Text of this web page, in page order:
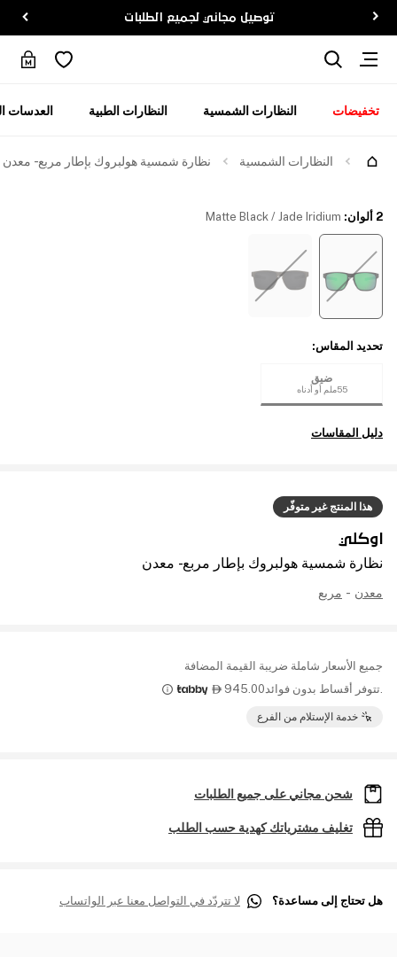
توصيل مجاني لجميع الطلبات
تخفيضات النظارات الشمسية النظارات الطبية العدسات
النظارات الشمسية نظارة شمسية هولبروك بإطار مربع - معدن
هذا المنتج غير متوفّر
اوكلي
نظارة شمسية هولبروك بإطار مربع - معدن
معدن - مربع
جميع الأسعار شاملة ضريبة القيمة المضافة
.تتوفر أقساط بدون فوائد945.00

خدمة الإستلام من الفرع
2 ألوان :
Matte Black / Jade Iridium
تحديد المقاس:
ضيق
55ملم أو أدناه
دليل المقاسات
شحن مجاني على جميع الطلبات
تغليف مشترياتك كهدية حسب الطلب
هل تحتاج إلى مساعدة؟ لا تتردّد في التواصل معنا عبر الواتساب